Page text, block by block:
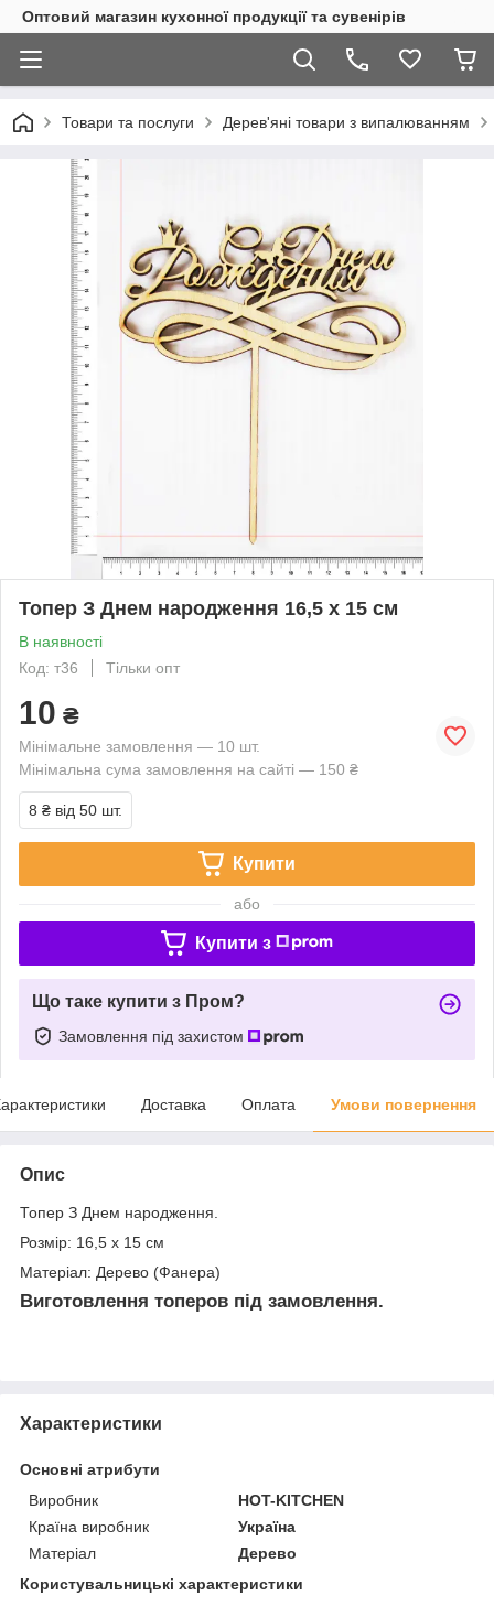
Оптовий магазин кухонної продукції та сувенірів
Товари та послуги Дерев'яні товари з випалюванням
Топер З Днем народження 16,5 х 15 см
В наявності
Код: т36
Тільки опт
10 ₴
Мінімальне замовлення — 10 шт.
Мінімальна сума замовлення на сайті — 150 ₴
8 ₴ від 50 шт.
Купити
або
Купити з
Що таке купити з Пром?
Замовлення під захистом
Доставка Оплата Умови повернення
Опис
Топер З Днем народження.
Розмір: 16,5 х 15 см
Матеріал: Дерево (Фанера)
Виготовлення топеров під замовлення.
Характеристики
Основні атрибути
Виробник
HOT-KITCHEN
Країна виробник
Україна
Матеріал
Дерево
Користувальницькі характеристики